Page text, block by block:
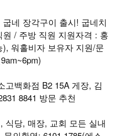
네 장각구이 출시! 굽네치
/ 주방 직원 지원자격 : 홍
워홀비자 보유자 지원/문
백화점 B2 15A 게장, 김
8841 방문 추천
식당, 매장, 교회 모든 실내